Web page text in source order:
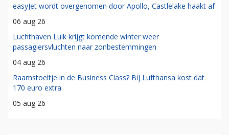
easyJet wordt overgenomen door Apollo, Castlelake haakt af
06 aug 26
Luchthaven Luik krijgt komende winter weer
passagiersvluchten naar zonbestemmingen
04 aug 26
Raamstoeltje in de Business Class? Bij Lufthansa kost dat
170 euro extra
05 aug 26